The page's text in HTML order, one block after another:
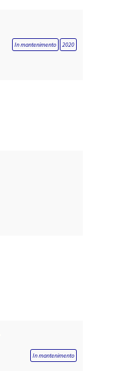
In mantenimento 2020
In mantenimento